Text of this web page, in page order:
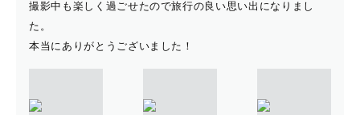
撮影中も楽しく過ごせたので旅行の良い思い出になりまし
た。
本当にありがとうございました！